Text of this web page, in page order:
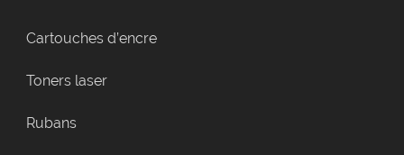
Cartouches d’encre
Toners laser
Rubans